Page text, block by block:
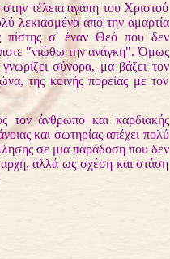
τέλεια αγάπη του Χριστού
λεκιασμένα από την αμαρτία
πίστης σ' έναν Θεό που δεν
"νιώθω την ανάγκη". Όμως
σύνορα, μα βάζει τον
της κοινής πορείας με τον
άνθρωπο και καρδιακής
και σωτηρίας απέχει πολύ
σε μια παράδοση που δεν
αλλά ως σχέση και στάση